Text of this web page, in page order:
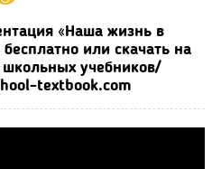
«Наша жизнь в
или скачать на
учебников/
textbook.com